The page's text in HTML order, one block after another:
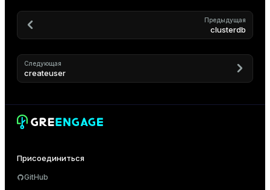
Предыдущая
clusterdb
Следующая
createuser
Присоединиться
GitHub